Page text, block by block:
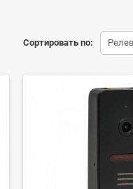
Сортировать по: